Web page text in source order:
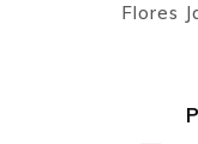
Flores